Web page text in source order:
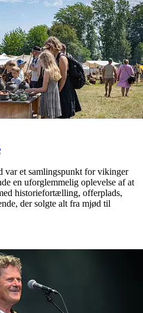
var et samlingspunkt for vikinger
en uforglemmelig oplevelse af at
historiefortælling, offerplads,
der solgte alt fra mjød til